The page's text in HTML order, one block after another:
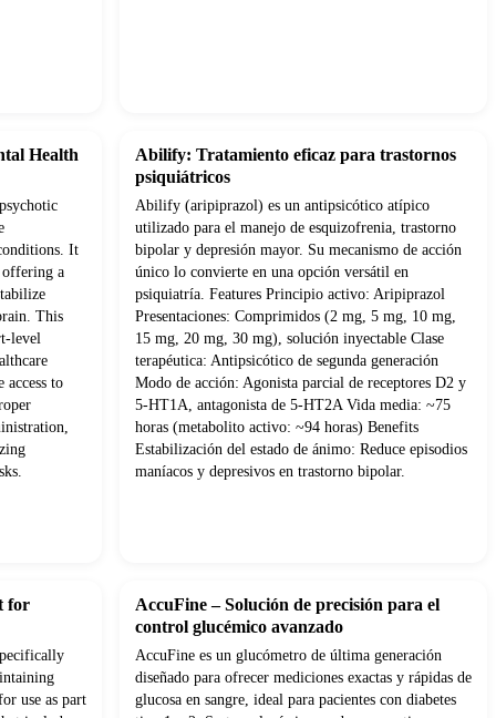
Health
It
offering a
This
level
access to
Abilify: Tratamiento eficaz para trastornos
psiquiátricos
Abilify (aripiprazol) es un antipsicótico atípico
utilizado para el manejo de esquizofrenia, trastorno
bipolar y depresión mayor. Su mecanismo de acción
único lo convierte en una opción versátil en
psiquiatría. Features Principio activo: Aripiprazol
Presentaciones: Comprimidos (2 mg, 5 mg, 10 mg,
15 mg, 20 mg, 30 mg), solución inyectable Clase
terapéutica: Antipsicótico de segunda generación
Modo de acción: Agonista parcial de receptores D2 y
5-HT1A, antagonista de 5-HT2A Vida media: ~75
horas (metabolito activo: ~94 horas) Benefits
Estabilización del estado de ánimo: Reduce episodios
maníacos y depresivos en trastorno bipolar.
for
use as part
AccuFine – Solución de precisión para el
control glucémico avanzado
AccuFine es un glucómetro de última generación
diseñado para ofrecer mediciones exactas y rápidas de
glucosa en sangre, ideal para pacientes con diabetes